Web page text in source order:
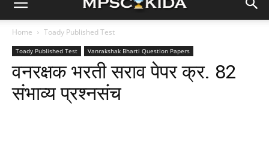
Home Toady Published Test
Toady Published Test Vanrakshak Bharti Question Papers
वनरक्षक भरती सराव पेपर क्र. 82
संभाव्य प्रश्नसंच